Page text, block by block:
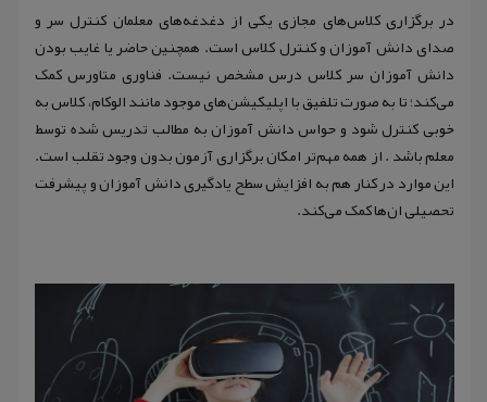
در برگزاری کلاس‌های مجازی یکی از دغدغه‌های معلمان کنترل سر و
صدای دانش آموزان و کنترل کلاس است. همچنین حاضر یا غایب بودن
دانش آموزان سر کلاس درس مشخص نیست. فناوری متاورس کمک
می‌کند؛ تا به صورت تلفیق با اپلیکیشن‌های موجود مانند الوکام، کلاس به
خوبی کنترل شود و حواس دانش آموزان به مطالب تدریس شده توسط
معلم باشد . از همه مهم‌تر امکان برگزاری آزمون بدون وجود تقلب است.
این موارد در کنار هم به افزایش سطح یادگیری دانش آموزان و پیشرفت
تحصیلی ان‌ها کمک می‌کند.